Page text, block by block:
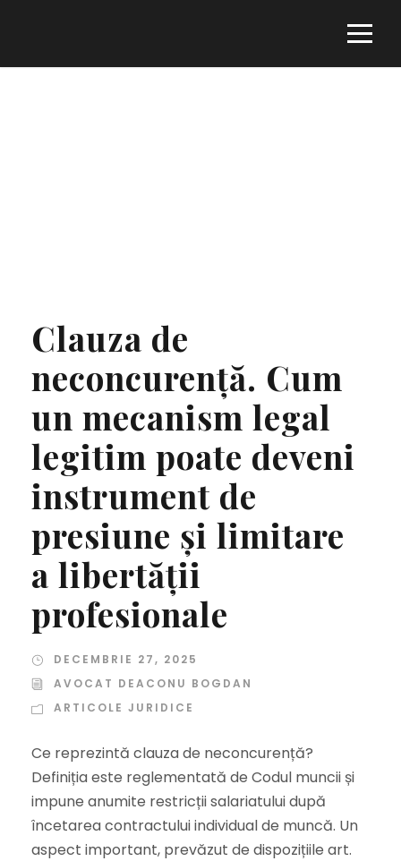
Clauza de
neconcurență. Cum
un mecanism legal
legitim poate deveni
instrument de
presiune și limitare
a libertății
profesionale
DECEMBRIE 27, 2025
AVOCAT DEACONU BOGDAN
ARTICOLE JURIDICE
Ce reprezintă clauza de neconcurență?
Definiția este reglementată de Codul muncii și
impune anumite restricții salariatului după
încetarea contractului individual de muncă. Un
aspect important, prevăzut de dispozițiile art.